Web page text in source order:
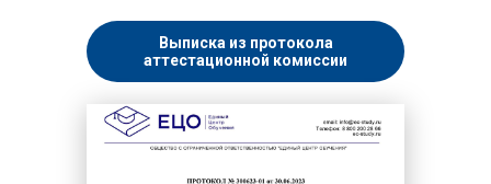
Выписка из протокола
аттестационной комиссии